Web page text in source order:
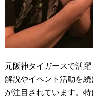
元阪神タイガースで活
解説やイベント活動を
が注目されています。